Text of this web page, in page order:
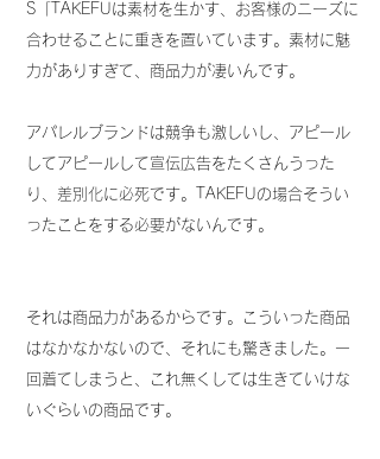
S「TAKEFUは素材を生かす、お客様のニーズに
合わせることに重きを置いています。素材に魅
力がありすぎて、商品力が凄いんです。
アパレルブランドは競争も激しいし、アピール
してアピールして宣伝広告をたくさんうった
り、差別化に必死です。TAKEFUの場合そうい
ったことをする必要がないんです。
それは商品力があるからです。こういった商品
はなかなかないので、それにも驚きました。一
回着てしまうと、これ無くしては生きていけな
いぐらいの商品です。